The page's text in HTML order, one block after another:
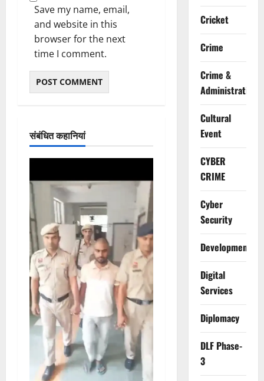
Save my name, email,
and website in this
browser for the next
time I comment.
संबंधित कहानियां
Cricket
Crime
Crime &
Administration
Cultural
Event
CYBER
CRIME
Cyber
Security
Development
Digital
Services
Diplomacy
DLF Phase-
3